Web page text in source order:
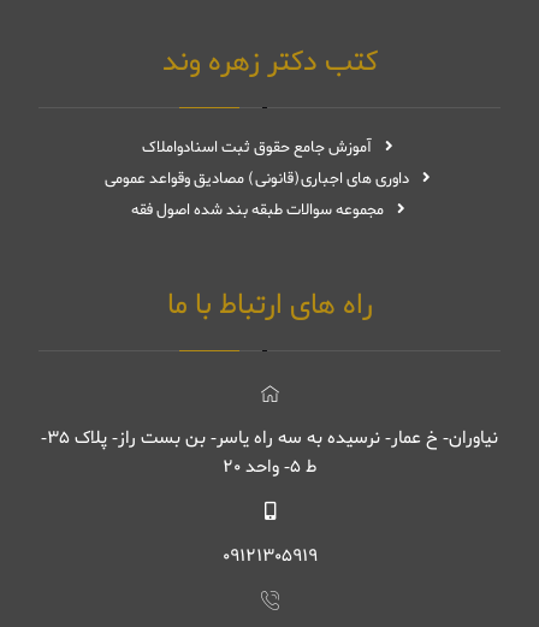
کتب دکتر زهره وند
آموزش جامع حقوق ثبت اسنادواملاک
داوری های اجباری(قانونی) مصادیق وقواعد عمومی
مجموعه سوالات طبقه بند شده اصول فقه
راه های ارتباط با ما
نیاوران- خ عمار- نرسیده به سه راه یاسر- بن بست راز- پلاک ۳۵-
ط ۵- واحد ۲۰
09121305919